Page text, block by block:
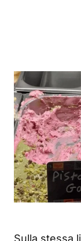
Sulla stessa